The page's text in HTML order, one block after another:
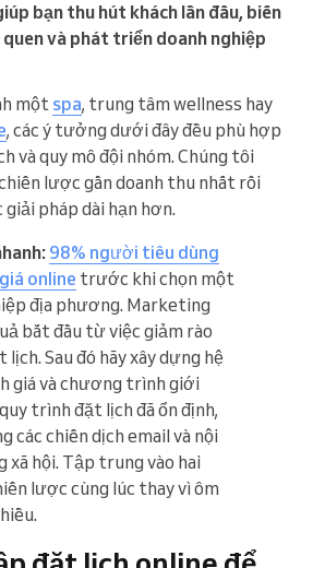
bạn thu hút khách lần đầu, biến
và phát triển doanh nghiệp
một spa, trung tâm wellness hay
, các ý tưởng dưới đây đều phù hợp
và quy mô đội nhóm. Chúng tôi
lược gần doanh thu nhất rồi
giải pháp dài hạn hơn.
98% người tiêu dùng
online trước khi chọn một
địa phương. Marketing
bắt đầu từ việc giảm rào
lịch. Sau đó hãy xây dựng hệ
giá và chương trình giới
trình đặt lịch đã ổn định,
các chiến dịch email và nội
xã hội. Tập trung vào hai
lược cùng lúc thay vì ôm